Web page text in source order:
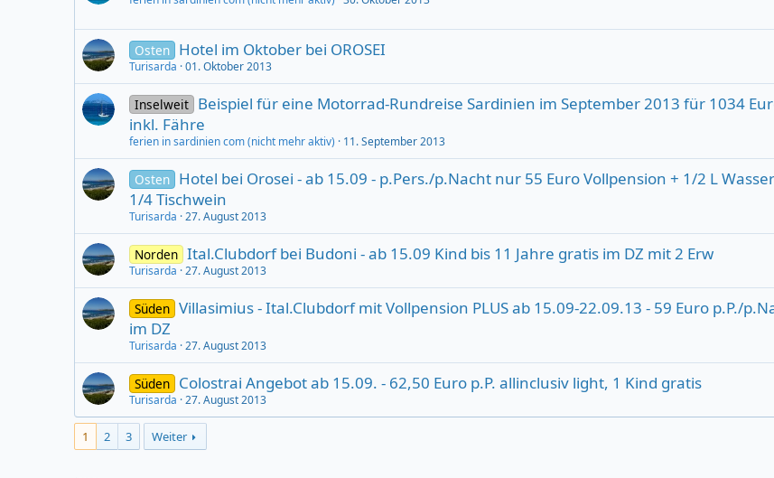
Osten Hotel im Oktober bei OROSEI
Turisarda 01. Oktober 2013
Inselweit Beispiel für eine Motorrad-Rundreise Sardinien im September 2013 für 1034
inkl. Fähre
ferien in sardinien com (nicht mehr aktiv) 11. September 2013
Osten Hotel bei Orosei - ab 15.09 - p.Pers./p.Nacht nur 55 Euro Vollpension + 1/2 L
1/4 Tischwein
Turisarda 27. August 2013
Norden Ital.Clubdorf bei Budoni - ab 15.09 Kind bis 11 Jahre gratis im DZ mit 2 Erw
Turisarda 27. August 2013
Süden Villasimius - Ital.Clubdorf mit Vollpension PLUS ab 15.09-22.09.13 - 59 Euro p.P./
im DZ
Turisarda 27. August 2013
Süden Colostrai Angebot ab 15.09. - 62,50 Euro p.P. allinclusiv light, 1 Kind gratis
Turisarda 27. August 2013
1 2 3 Weiter